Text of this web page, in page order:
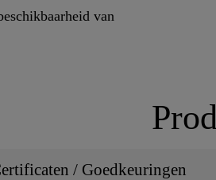
van
/ Goedkeuringen